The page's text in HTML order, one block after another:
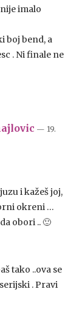
imalo
boj bend, a
. Ni finale ne
— 19.
i kažeš joj,
okreni …
obori .. 🙂
tako ..ova se
. Pravi